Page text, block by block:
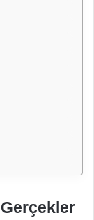
Gerçekler